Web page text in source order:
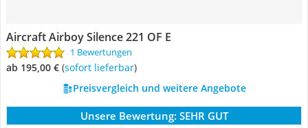
Aircraft Airboy Silence 221 OF E
1 Bewertungen
ab 195,00 € ( Sofort lieferbar)
Preisvergleich und weitere Angebote
Unsere Bewertung: SEHR GUT